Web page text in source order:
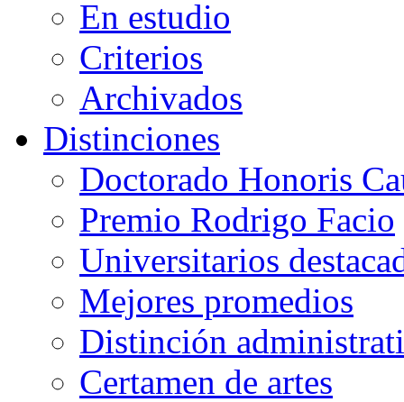
En estudio
Criterios
Archivados
Distinciones
Doctorado Honoris
Premio Rodrigo Facio
Universitarios
Mejores promedios
Distinción
Certamen de artes